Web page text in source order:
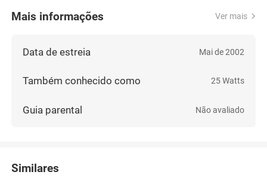
Mais informações Ver mais
Data de estreia Mai de 2002
Também conhecido como 25 Watts
Guia parental Não avaliado
Similares